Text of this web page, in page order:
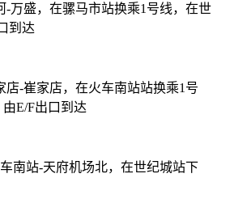
盛，在骡马市站换乘1号线，在世
到达
-崔家店，在火车南站站换乘1号
E/F出口到达
站-天府机场北，在世纪城站下